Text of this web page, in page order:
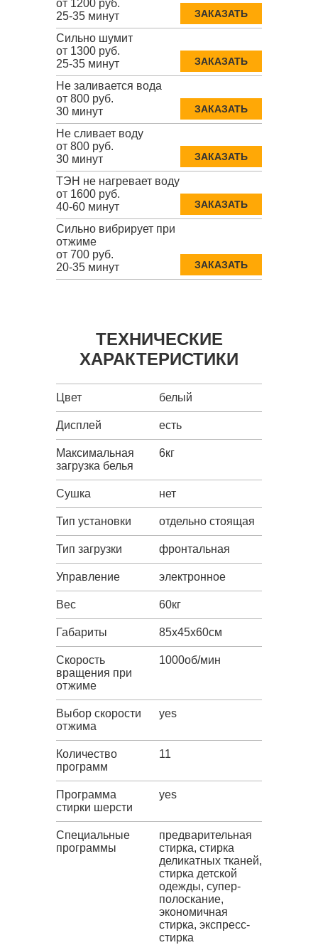
от 1200 руб.
25-35 минут
ЗАКАЗАТЬ
Сильно шумит
от 1300 руб.
25-35 минут
ЗАКАЗАТЬ
Не заливается вода
от 800 руб.
30 минут
ЗАКАЗАТЬ
Не сливает воду
от 800 руб.
30 минут
ЗАКАЗАТЬ
ТЭН не нагревает воду
от 1600 руб.
40-60 минут
ЗАКАЗАТЬ
Сильно вибрирует при
отжиме
от 700 руб.
20-35 минут
ЗАКАЗАТЬ
ТЕХНИЧЕСКИЕ
ХАРАКТЕРИСТИКИ
Цвет белый
Дисплей есть
Максимальная
загрузка белья
6кг
Сушка нет
Тип установки отдельно стоящая
Тип загрузки фронтальная
Управление электронное
Вес 60кг
Габариты 85х45х60см
Скорость
вращения при
отжиме
1000об/мин
Выбор скорости
отжима
yes
Количество
программ
11
Программа
стирки шерсти
yes
Специальные
программы
предварительная
стирка, стирка
деликатных тканей,
стирка детской
одежды, супер-
полоскание,
экономичная
стирка, экспресс-
стирка